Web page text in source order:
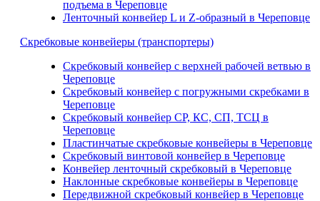
подъема в Череповце
Ленточный конвейер L и Z-образный в Череповце
Скребковые конвейеры (транспортеры)
Скребковый конвейер с верхней рабочей ветвью в
Череповце
Скребковый конвейер с погружными скребками в
Череповце
Скребковый конвейер СР, КС, СП, ТСЦ в
Череповце
Пластинчатые скребковые конвейеры в Череповце
Скребковый винтовой конвейер в Череповце
Конвейер ленточный скребковый в Череповце
Наклонные скребковые конвейеры в Череповце
Передвижной скребковый конвейер в Череповце